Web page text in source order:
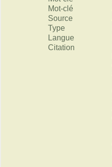
Mot-clé
Source
Type
Langue
Citation